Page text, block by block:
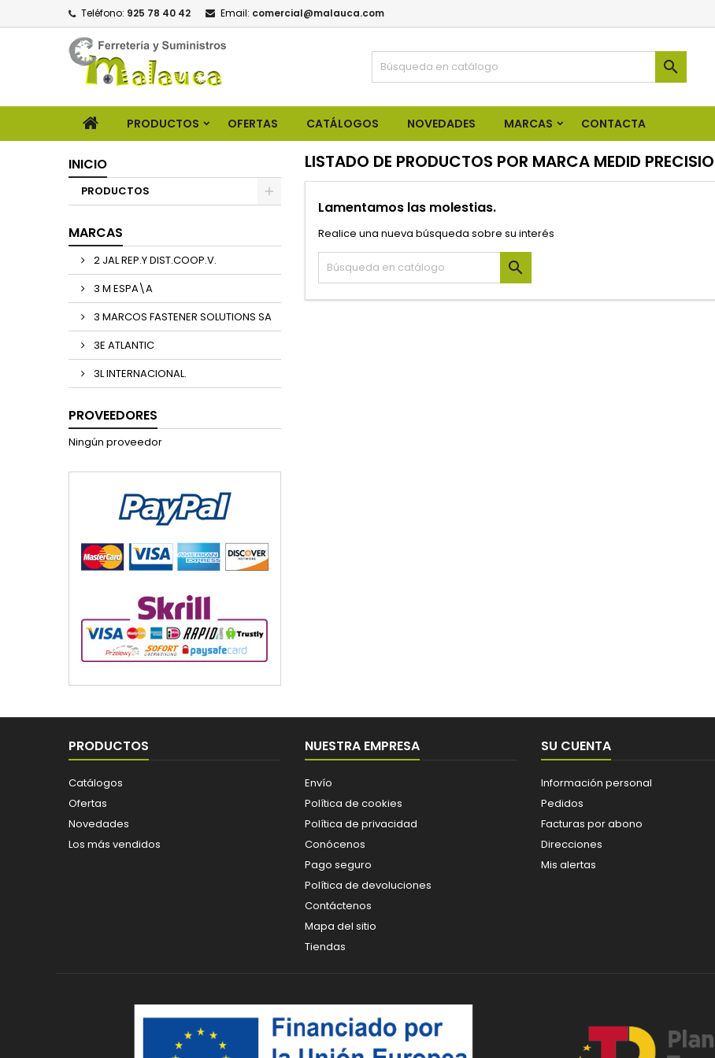
Teléfono: 925 78 40 42 Email: comercial@malauca.com

PRODUCTOS OFERTAS CATÁLOGOS NOVEDADES MARCAS CONTACTA
INICIO
PRODUCTOS
MARCAS
2 JAL REP.Y DIST.COOP.V.
3 M ESPA\A
3 MARCOS FASTENER SOLUTIONS SA
3E ATLANTIC
3L INTERNACIONAL.
PROVEEDORES
Ningún proveedor
LISTADO DE PRODUCTOS POR MARCA MEDID
Lamentamos las molestias.
Realice una nueva búsqueda sobre su interés

PRODUCTOS
Catálogos
Ofertas
Novedades
Los más vendidos
NUESTRA EMPRESA
Envío
Política de cookies
Política de privacidad
Conócenos
Pago seguro
Política de devoluciones
Contáctenos
Mapa del sitio
Tiendas
SU CUENTA
Información personal
Pedidos
Facturas por abono
Direcciones
Mis alertas